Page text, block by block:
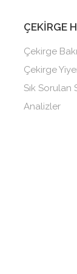
ÇEKİRGE
Çekirge
Çekirge
Sık Sorulan
Analizler